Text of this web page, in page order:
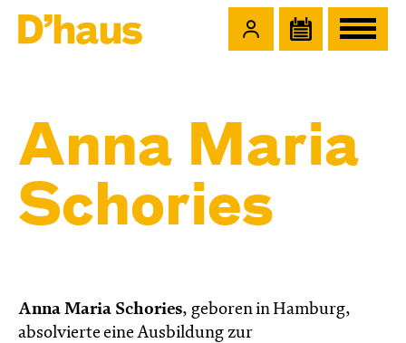
Anna Maria
Schories
Anna Maria Schories, geboren in Hamburg,
absolvierte eine Ausbildung zur